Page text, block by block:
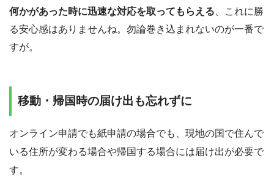
何かがあった時に迅速な対応を取ってもらえる 、これに勝
る安心感はありませんね。勿論巻き込まれないのが一番で
すが。
移動・帰国時の届け出も忘れずに
オンライン申請でも紙申請の場合でも、現地の国で住んで
いる住所が変わる場合や帰国する場合には届け出が必要で
す。